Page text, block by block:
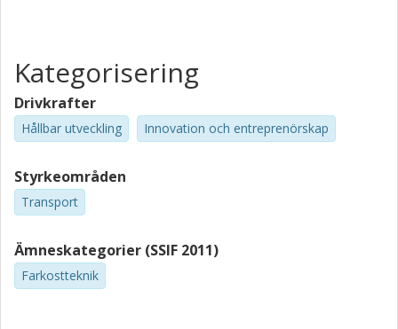
Kategorisering
Drivkrafter
Hållbar utveckling Innovation och entreprenörskap
Styrkeområden
Transport
Ämneskategorier (SSIF 2011)
Farkostteknik